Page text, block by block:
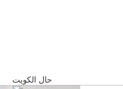
حال الكويت